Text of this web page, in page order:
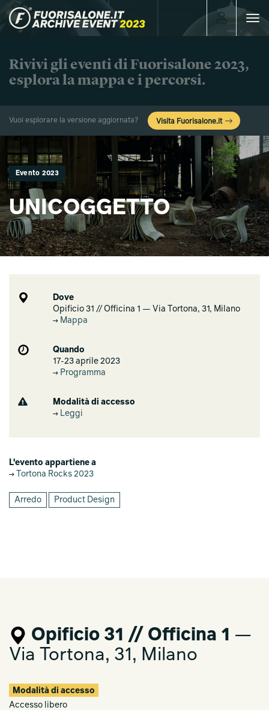
Toggle
Rivivi gli eventi di Fuorisalone 2023,
esplora la mappa e i percorsi.
Vuoi esplorare la versione aggiornata? Visita Fuorisalone.it
Evento 2023
UNICOGGETTO
Dove
Opificio 31 // Officina 1 — Via Tortona, 31, Milano
Mappa
Quando
17-23 aprile 2023
Programma
Modalità di accesso
Leggi
L'evento appartiene a
Tortona Rocks 2023
Arredo Product Design
Opificio 31 // Officina 1 —
Via Tortona, 31, Milano
Modalità di accesso
Accesso libero